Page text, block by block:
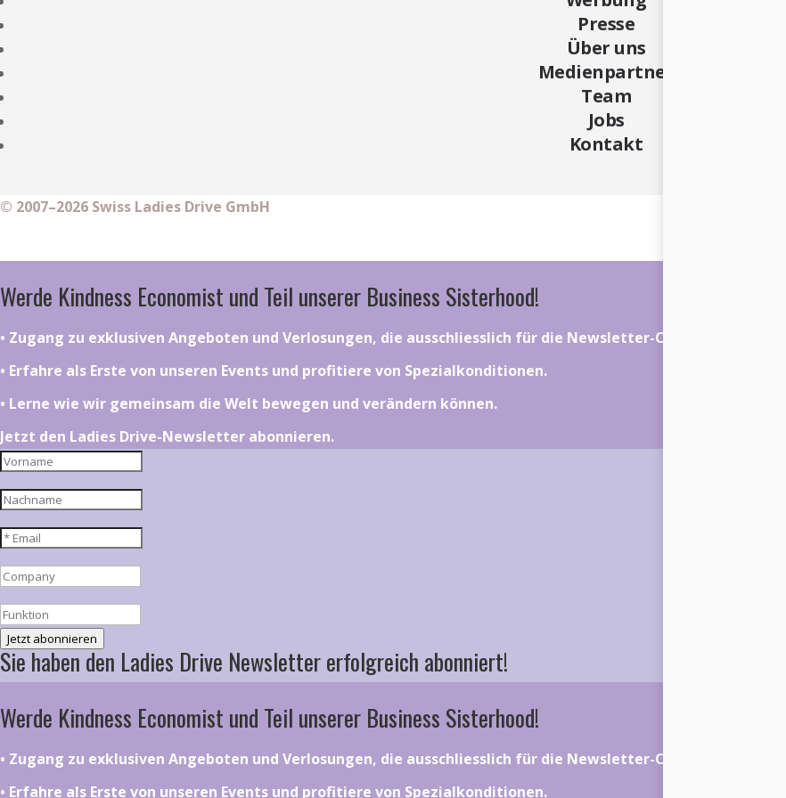
Presse
Über uns
Medienpartner
Team
Jobs
Kontakt
© 2007–2026 Swiss Ladies Drive GmbH
Werde Kindness Economist und Teil unserer Business Sisterhood!
•⁠ ⁠⁠Zugang zu exklusiven Angeboten und Verlosungen, die ausschliesslich für die Newsletter-Community gelten.
•⁠ ⁠⁠Erfahre als Erste von unseren Events und profitiere von Spezialkonditionen.
•⁠ ⁠⁠Lerne wie wir gemeinsam die Welt bewegen und verändern können.
Jetzt den Ladies Drive-Newsletter abonnieren.
Jetzt abonnieren
Sie haben den Ladies Drive Newsletter erfolgreich abonniert!
Werde Kindness Economist und Teil unserer Business Sisterhood!
•⁠ ⁠⁠Zugang zu exklusiven Angeboten und Verlosungen, die ausschliesslich für die Newsletter-Community gelten.
•⁠ ⁠⁠Erfahre als Erste von unseren Events und profitiere von Spezialkonditionen.